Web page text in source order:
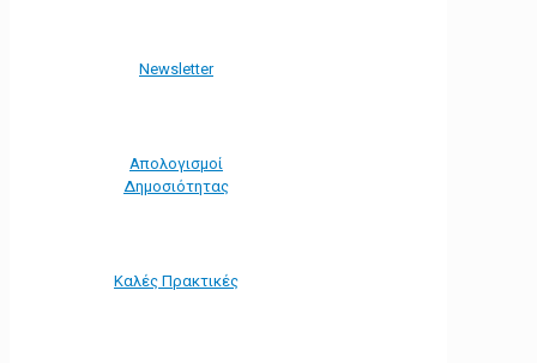
Νewsletter
Απολογισμοί
Δημοσιότητας
Καλές Πρακτικές